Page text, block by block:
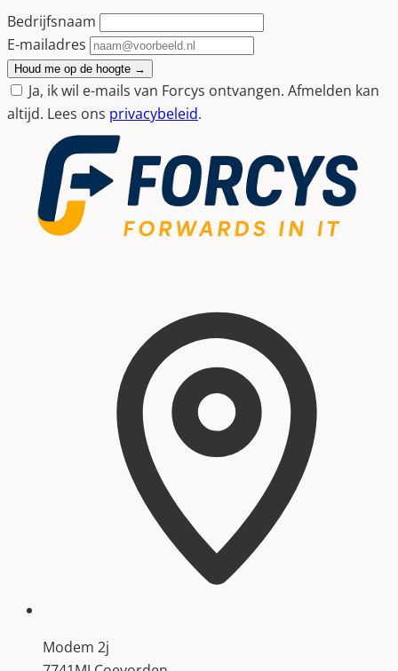
Bedrijfsnaam
E-mailadres
Houd me op de hoogte →
Ja, ik wil e-mails van Forcys ontvangen. Afmelden kan
altijd. Lees ons privacybeleid.
Modem 2j